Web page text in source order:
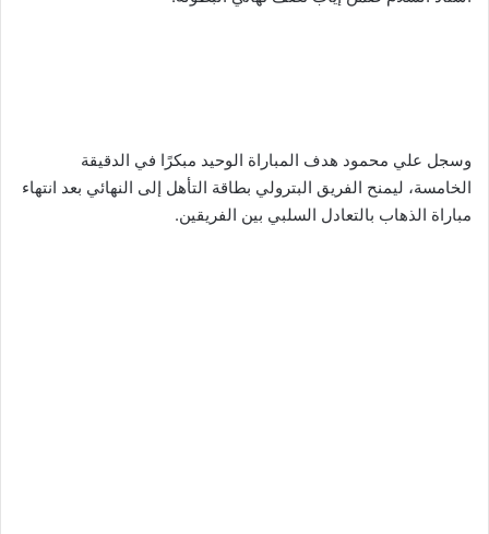
وسجل علي محمود هدف المباراة الوحيد مبكرًا في الدقيقة
الخامسة، ليمنح الفريق البترولي بطاقة التأهل إلى النهائي بعد انتهاء
مباراة الذهاب بالتعادل السلبي بين الفريقين.